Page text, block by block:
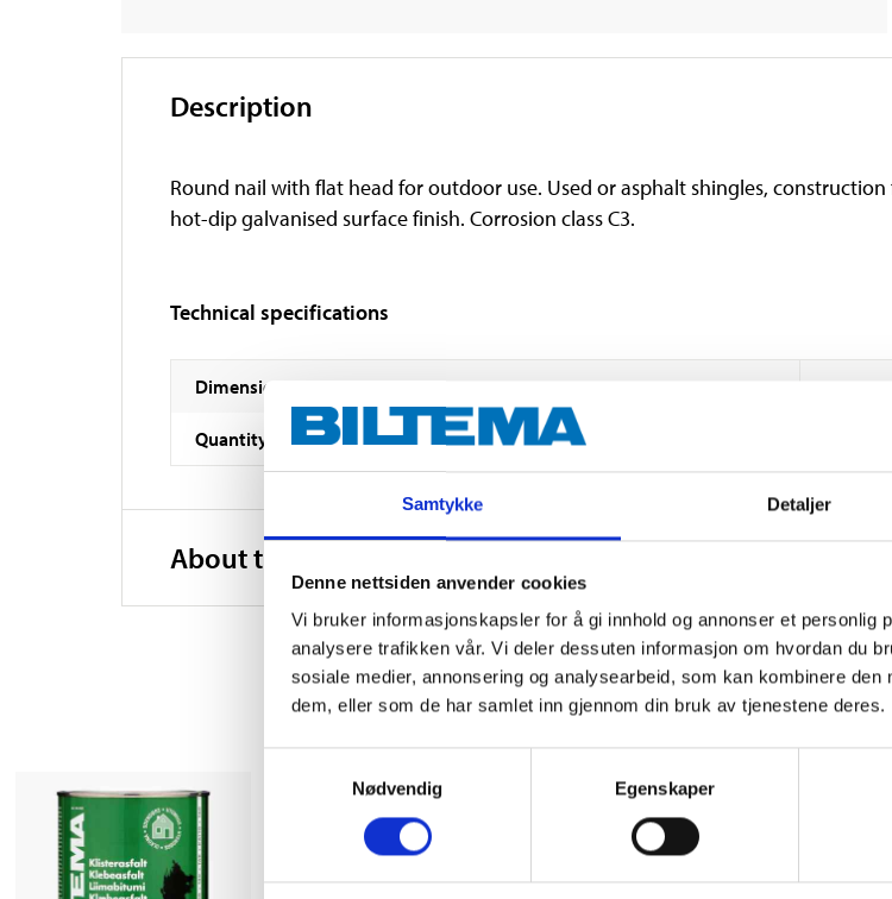
Samtykke Detaljer
Denne nettsiden anvender cookies
Vi bruker informasjonskapsler for å gi innhold og annonser et personlig
analysere trafikken vår. Vi deler dessuten informasjon om hvordan du
sosiale medier, annonsering og analysearbeid, som kan kombinere
dem, eller som de har samlet inn gjennom din bruk av tjenestene deres.
Nødvendig
Egenskaper
Description
Round nail with flat head for outdoor use. Used or asphalt shingles,
hot-dip galvanised surface finish. Corrosion class C3.
Technical specifications
Dimensions
Quantity
About the manufacturer
Other customers